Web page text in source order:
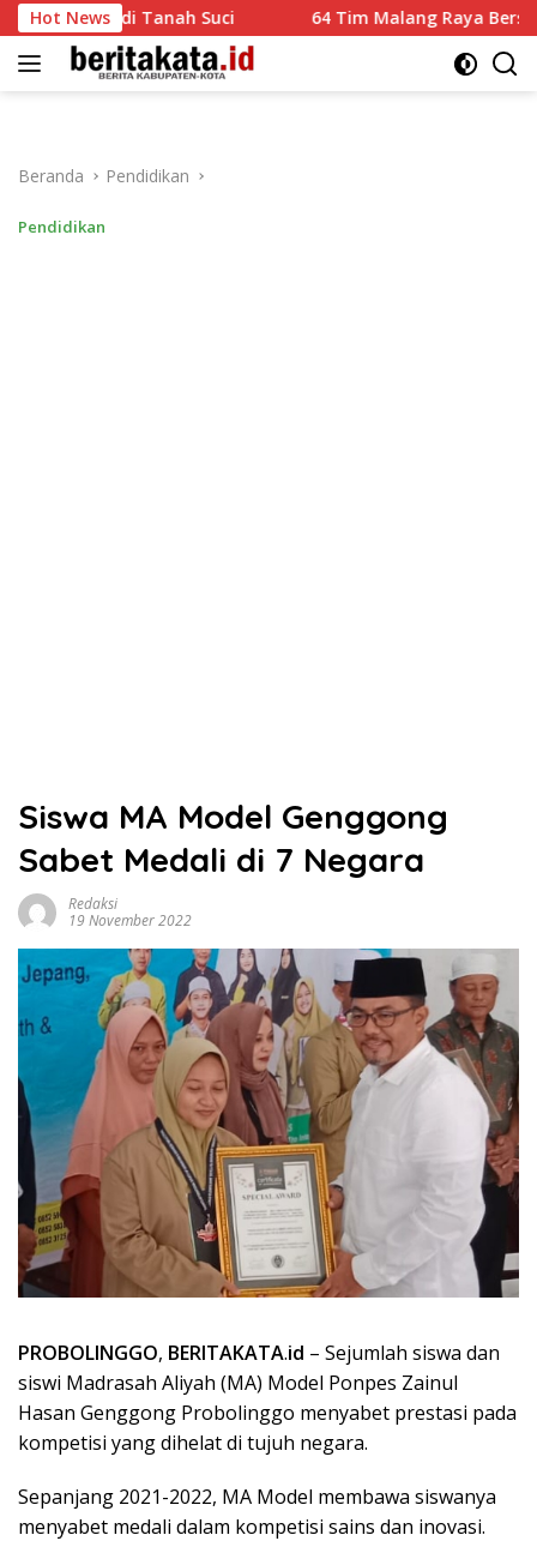
Langsung
ke
konten
Hot News
Tanah Suci 64 Tim Malang Raya Bersaing Adu
Beranda Pendidikan
Pendidikan
Siswa MA Model Genggong
Sabet Medali di 7 Negara
Redaksi
19 November 2022
PROBOLINGGO, BERITAKATA.id – Sejumlah siswa dan
siswi Madrasah Aliyah (MA) Model Ponpes Zainul
Hasan Genggong Probolinggo menyabet prestasi pada
kompetisi yang dihelat di tujuh negara.
Sepanjang 2021-2022, MA Model membawa siswanya
menyabet medali dalam kompetisi sains dan inovasi.